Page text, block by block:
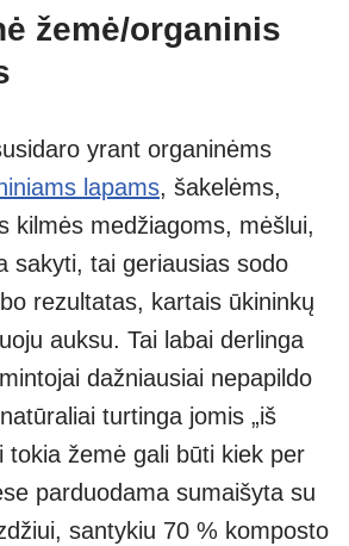
žemė/organinis
yrant organinėms
lapams, šakelėms,
kilmės medžiagoms, mėšlui,
sakyti, tai geriausias sodo
rezultatas, kartais ūkininkų
auksu. Tai labai derlinga
dažniausiai nepapildo
turtinga jomis „iš
tokia žemė gali būti kiek per
parduodama sumaišyta su
santykiu 70 % komposto